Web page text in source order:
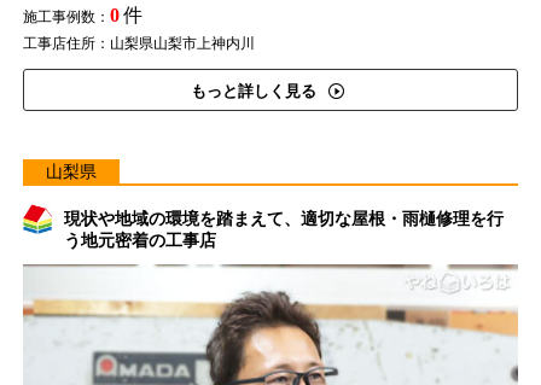
施工事例数： 0件
工事店住所：山梨県山梨市上神内川
もっと詳しく見る
山梨県
現状や地域の環境を踏まえて、適切な屋根・雨樋修理を行
う地元密着の工事店